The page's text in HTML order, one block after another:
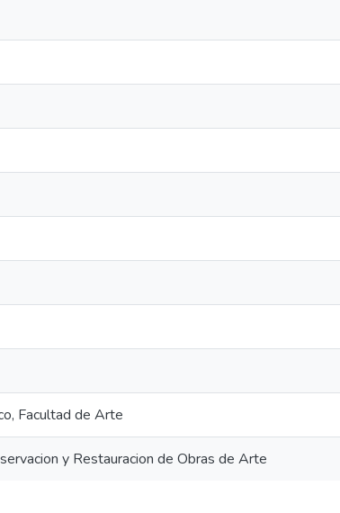
Facultad de Arte
y Restauracion de Obras de Arte